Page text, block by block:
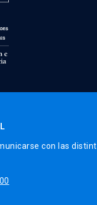
con las